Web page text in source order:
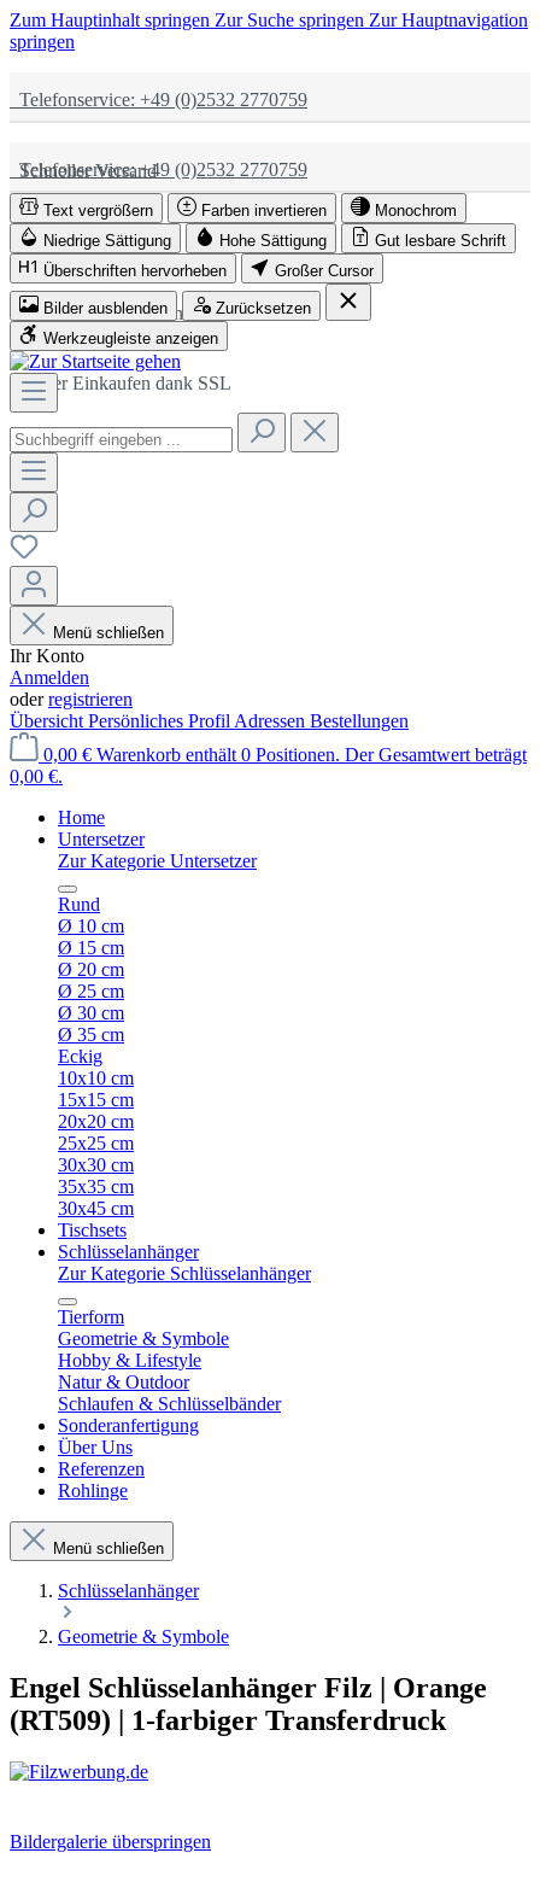
Zum Hauptinhalt springen Zur Suche springen Zur Hauptnavigation
springen
Telefonservice: +49 (0)2532 2770759
Schneller Versand
Partnerschaftlich
Sicher Einkaufen dank SSL
Telefonservice: +49 (0)2532 2770759
Schneller Versand
Partnerschaftlich
Sicher Einkaufen dank SSL
Text vergrößern Farben invertieren
Monochrom
Niedrige Sättigung
Hohe Sättigung
Gut lesbare Schrift
Überschriften hervorheben
Großer Cursor
Bilder ausblenden
Zurücksetzen
Werkzeugleiste anzeigen
Menü schließen
Ihr Konto
Anmelden
oderregistrieren
Übersicht Persönliches Profil Adressen Bestellungen
0,00 € Warenkorb enthält 0 Positionen. Der Gesamtwert beträgt
0,00 €.
Home
Untersetzer
Zur Kategorie Untersetzer
Rund
Ø 10 cm
Ø 15 cm
Ø 20 cm
Ø 25 cm
Ø 30 cm
Ø 35 cm
Eckig
10x10 cm
15x15 cm
20x20 cm
25x25 cm
30x30 cm
35x35 cm
30x45 cm
Tischsets
Schlüsselanhänger
Zur Kategorie Schlüsselanhänger
Tierform
Geometrie & Symbole
Hobby & Lifestyle
Natur & Outdoor
Schlaufen & Schlüsselbänder
Sonderanfertigung
Über Uns
Referenzen
Rohlinge
Menü schließen
Schlüsselanhänger
Geometrie & Symbole
Engel Schlüsselanhänger Filz | Orange
(RT509) | 1-farbiger Transferdruck
Bildergalerie überspringen